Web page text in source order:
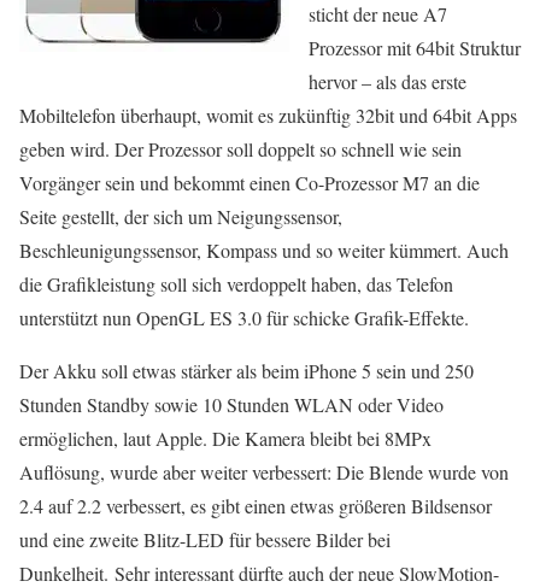
sticht der neue A7
Prozessor mit 64bit Struktur
hervor – als das erste
Mobiltelefon überhaupt, womit es zukünftig 32bit und 64bit Apps
geben wird. Der Prozessor soll doppelt so schnell wie sein
Vorgänger sein und bekommt einen Co-Prozessor M7 an die
Seite gestellt, der sich um Neigungssensor,
Beschleunigungssensor, Kompass und so weiter kümmert. Auch
die Grafikleistung soll sich verdoppelt haben, das Telefon
unterstützt nun OpenGL ES 3.0 für schicke Grafik-Effekte.
Der Akku soll etwas stärker als beim iPhone 5 sein und 250
Stunden Standby sowie 10 Stunden WLAN oder Video
ermöglichen, laut Apple. Die Kamera bleibt bei 8MPx
Auflösung, wurde aber weiter verbessert: Die Blende wurde von
2.4 auf 2.2 verbessert, es gibt einen etwas größeren Bildsensor
und eine zweite Blitz-LED für bessere Bilder bei
Dunkelheit. Sehr interessant dürfte auch der neue SlowMotion-